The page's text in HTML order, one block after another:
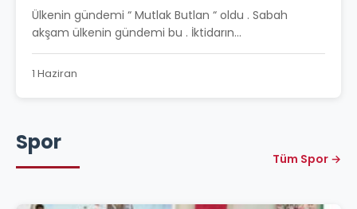
Ülkenin gündemi “ Mutlak Butlan “ oldu . Sabah
akşam ülkenin gündemi bu . İktidarın...
1 Haziran
Spor
Tüm Spor →